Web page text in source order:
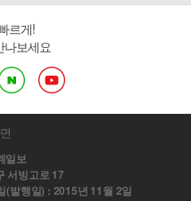
르게!
나보세요
일보
서빙고로 17
(발행일) : 2015년 11월 2일